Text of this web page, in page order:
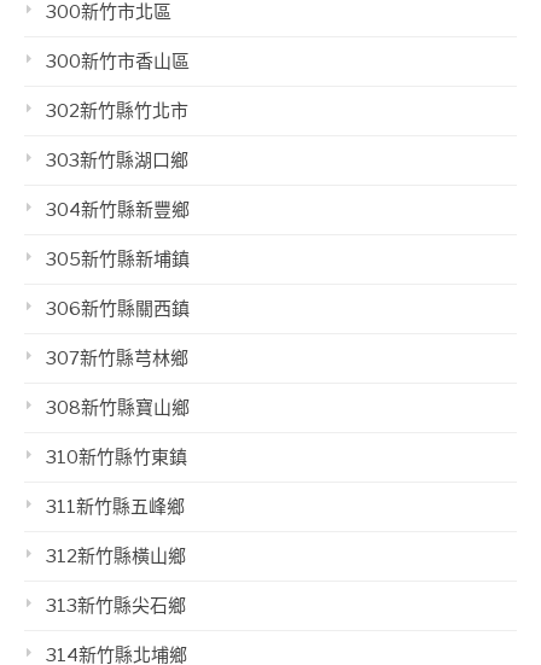
300新竹市北區
300新竹市香山區
302新竹縣竹北市
303新竹縣湖口鄉
304新竹縣新豐鄉
305新竹縣新埔鎮
306新竹縣關西鎮
307新竹縣芎林鄉
308新竹縣寶山鄉
310新竹縣竹東鎮
311新竹縣五峰鄉
312新竹縣橫山鄉
313新竹縣尖石鄉
314新竹縣北埔鄉